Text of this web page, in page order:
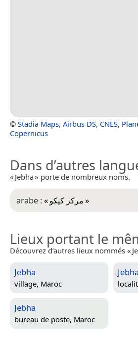
© Stadia Maps, Airbus DS, CNES,
Copernicus
Dans d’autres
« Jebha » porte de nombreux noms.
arabe :«مركز كيكو»
Lieux portant le
Découvrez d’autres lieux nommés «
Jebha
village, Maroc
Jebha
Jebha
bureau de poste, Maroc